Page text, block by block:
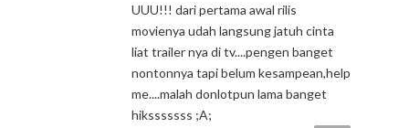
UUU!!! dari pertama awal rilis
movienya udah langsung jatuh cinta
liat trailer nya di tv....pengen banget
nontonnya tapi belum kesampean,help
me....malah donlotpun lama banget
hiksssssss ;A;